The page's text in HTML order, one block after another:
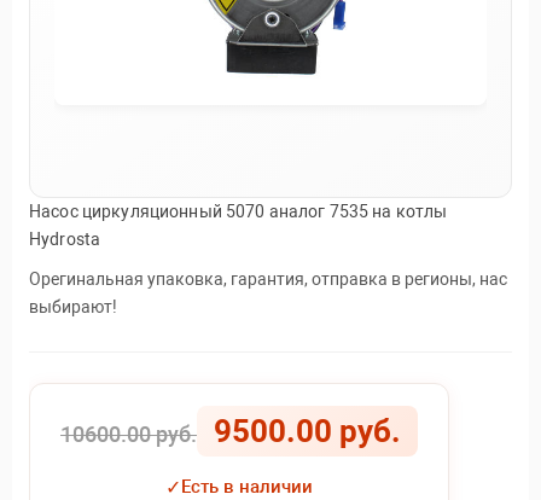
Насос циркуляционный 5070 аналог 7535 на котлы
Hydrosta
Орегинальная упаковка, гарантия, отправка в регионы, нас
выбирают!
10600.00 руб. 9500.00 руб.
✓Есть в наличии